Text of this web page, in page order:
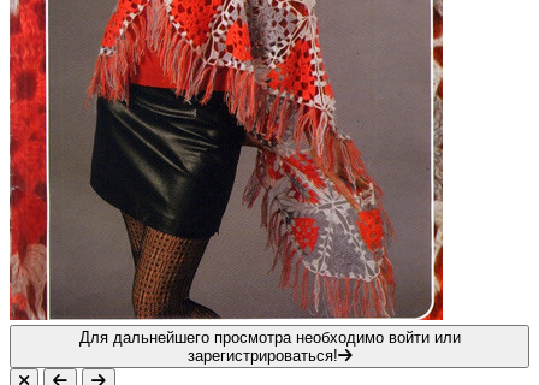
Для дальнейшего просмотра необходимо войти или
зарегистрироваться!